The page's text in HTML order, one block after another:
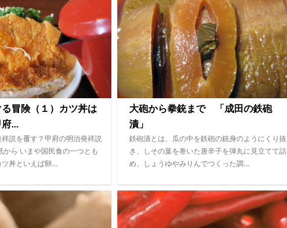
冒険（１）カツ丼は
...
説を覆す？甲府の明治発祥説
から いまや国民食の一つとも
ツ丼といえば卵…
大砲から拳銃まで 「成田の鉄砲
漬」
鉄砲漬とは、瓜の中を鉄砲の銃身のようにくり抜
き、しその葉を巻いた唐辛子を弾丸に見立てて詰
め、しょうゆやみりんでつくった調…